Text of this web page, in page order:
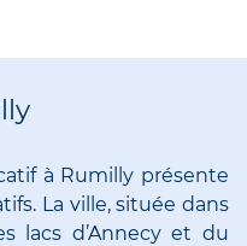
à Rumilly présente
La ville, située dans
lacs d’Annecy et du